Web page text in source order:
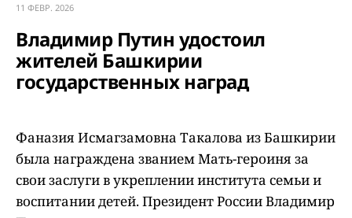
11 ФЕВР. 2026
Владимир Путин удостоил
жителей Башкирии
государственных наград
Фаназия Исмагзамовна Такалова из Башкирии
была награждена званием Мать-героиня за
свои заслуги в укреплении института семьи и
воспитании детей. Президент России Владимир